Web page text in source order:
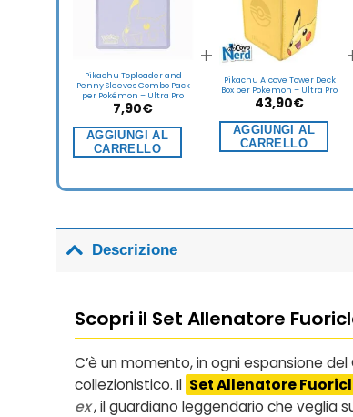
Pikachu Toploader and
Penny Sleeves Combo Pack
per Pokémon – Ultra Pro
7,90€
AGGIUNGI AL
CARRELLO
+
Pikachu Alcove Tower Deck
Box per Pokemon – Ultra Pro
43,90€
AGGIUNGI AL
CARRELLO
Descrizione
Scopri il Set Allenatore
C’è un momento, in ogni espansione
collezionistico. Il Set Allenatore
ex, il guardiano leggendario che veglia